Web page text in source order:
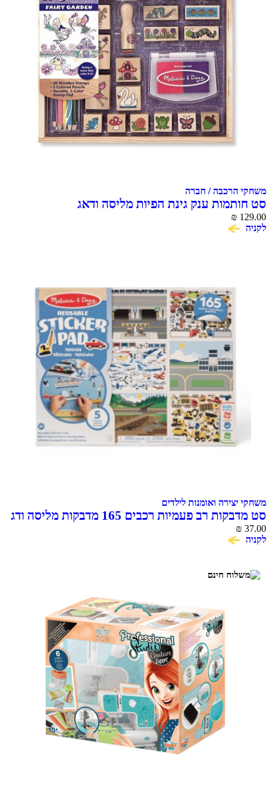
משחקי הרכבה / חברה
סט חותמות ענק גינת הפיות מליסה ודאג
₪ 129.00
לקניה
משחקי יצירה ואומנות לילדים
סט מדבקות רב פעמיות רכבים 165 מדבקות מליסה ודג
₪ 37.00
לקניה